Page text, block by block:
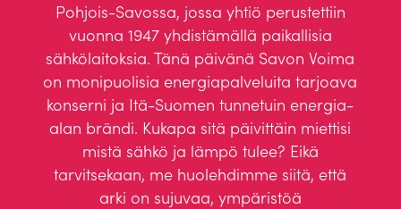
Pohjois-Savossa, jossa yhtiö perustettiin
vuonna 1947 yhdistämällä paikallisia
sähkölaitoksia. Tänä päivänä Savon Voima
on monipuolisia energiapalveluita tarjoava
konserni ja Itä-Suomen tunnetuin energia-
alan brändi. Kukapa sitä päivittäin miettisi
mistä sähkö ja lämpö tulee? Eikä
tarvitsekaan, me huolehdimme siitä, että
arki on sujuvaa, ympäristöä